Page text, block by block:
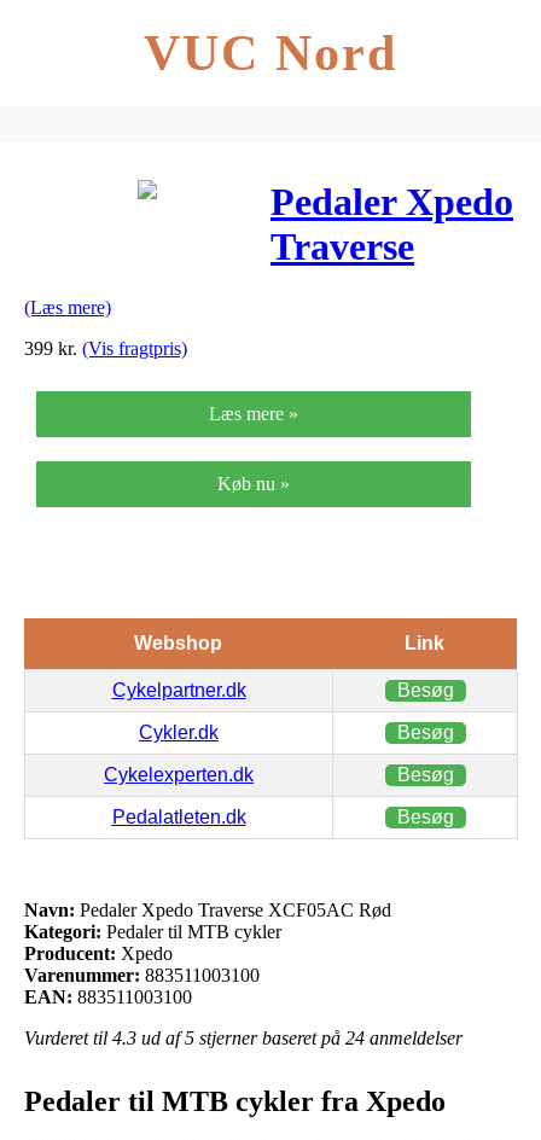
VUC Nord
Pedaler Xpedo
Traverse
(Læs mere)
399 kr. (Vis fragtpris)
Læs mere »
Køb nu »
Webshop Link
Cykelpartner.dk Besøg
Cykler.dk Besøg
Cykelexperten.dk Besøg
Pedalatleten.dk Besøg
Navn: Pedaler Xpedo Traverse XCF05AC Rød
Kategori: Pedaler til MTB cykler
Producent: Xpedo
Varenummer: 883511003100
EAN: 883511003100
Vurderet til 4.3 ud af 5 stjerner baseret på 24 anmeldelser
Pedaler til MTB cykler fra Xpedo